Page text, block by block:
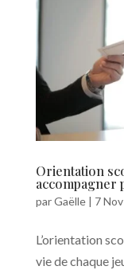
Orientation
accompagner
parGaëlle| 7
L’orientation
vie de chaque